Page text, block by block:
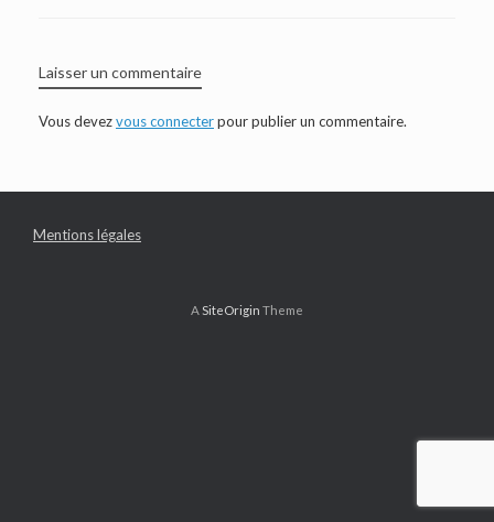
Laisser un commentaire
Vous devezvous connecterpour publier un commentaire.
Mentions légales
A SiteOrigin Theme